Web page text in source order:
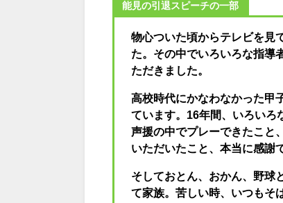
能見の引退スピーチの一部
物心ついた頃からテレビを見
た。その中でいろいろな指導
ただきました。
高校時代にかなわなかった甲
ています。16年間、いろいろ
声援の中でプレーできたこと
いただいたこと、本当に感謝
そしておとん、おかん、野球
て家族。苦しい時、いつもそ